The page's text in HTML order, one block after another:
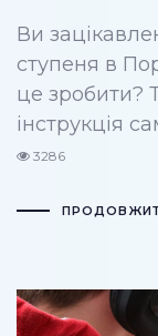
Ви
ступеня в
це зробити?
інструкція
3286